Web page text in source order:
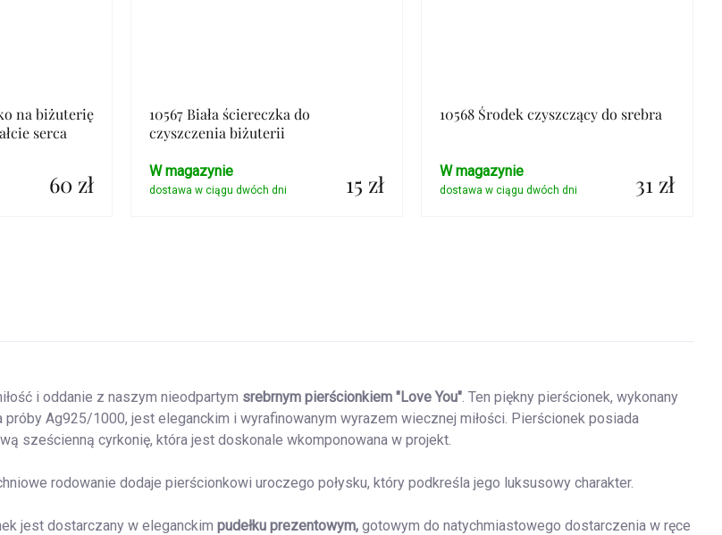
na biżuterię
serca
60 zł
10567 Biała ściereczka do
czyszczenia biżuterii
15 zł
W magazynie
10568 Środek czyszczący do srebra
31 zł
W magazynie
i oddanie z naszym nieodpartym srebrnym pierścionkiem "Love You". Ten piękny pierścionek, wykonany
próby Ag925/1000, jest eleganckim i wyrafinowanym wyrazem wiecznej miłości. Pierścionek posiada
sześcienną cyrkonię, która jest doskonale wkomponowana w projekt.
rodowanie dodaje pierścionkowi uroczego połysku, który podkreśla jego luksusowy charakter.
jest dostarczany w eleganckim pudełku prezentowym, gotowym do natychmiastowego dostarczenia w ręce